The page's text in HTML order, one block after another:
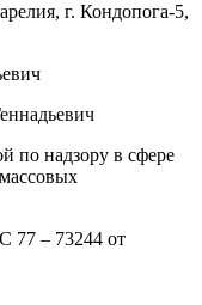
г. Кондопога-5,
по надзору в сфере
77 – 73244 от